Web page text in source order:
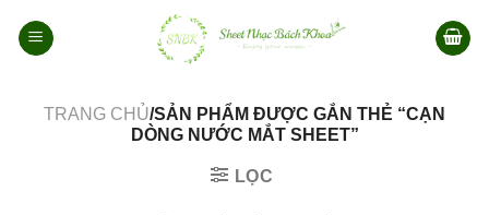
qua
TRANG CHỦ/SẢN PHẨM ĐƯỢC GẮN THẺ “CẠN
DÒNG NƯỚC MẮT SHEET”
LỌC